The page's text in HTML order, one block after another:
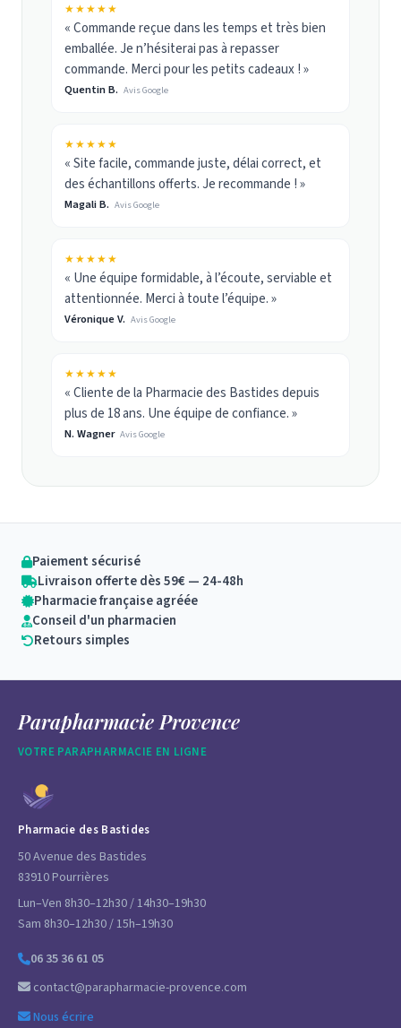
★★★★★
« Commande reçue dans les temps et très bien
emballée. Je n’hésiterai pas à repasser
commande. Merci pour les petits cadeaux ! »
Quentin B. Avis Google
★★★★★
« Site facile, commande juste, délai correct, et
des échantillons offerts. Je recommande ! »
Magali B. Avis Google
★★★★★
« Une équipe formidable, à l’écoute, serviable et
attentionnée. Merci à toute l’équipe. »
Véronique V. Avis Google
★★★★★
« Cliente de la Pharmacie des Bastides depuis
plus de 18 ans. Une équipe de confiance. »
N. Wagner Avis Google
Paiement sécurisé
Livraison offerte dès 59€ — 24-48h
Pharmacie française agréée
Conseil d'un pharmacien
Retours simples
Parapharmacie Provence
VOTRE PARAPHARMACIE EN LIGNE
Pharmacie des Bastides
50 Avenue des Bastides
83910 Pourrières
Lun–Ven 8h30–12h30 / 14h30–19h30
Sam 8h30–12h30 / 15h–19h30
06 35 36 61 05
contact@parapharmacie-provence.com
Nous écrire